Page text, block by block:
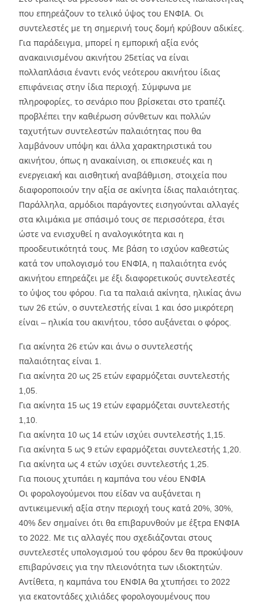
που επηρεάζουν το τελικό ύψος του ΕΝΦΙΑ. Οι
συντελεστές με τη σημερινή τους δομή κρύβουν αδικίες.
Για παράδειγμα, μπορεί η εμπορική αξία ενός
ανακαινισμένου ακινήτου 25ετίας να είναι
πολλαπλάσια έναντι ενός νεότερου ακινήτου ίδιας
επιφάνειας στην ίδια περιοχή. Σύμφωνα με
πληροφορίες, το σενάριο που βρίσκεται στο τραπέζι
προβλέπει την καθιέρωση σύνθετων και πολλών
ταχυτήτων συντελεστών παλαιότητας που θα
λαμβάνουν υπόψη και άλλα χαρακτηριστικά του
ακινήτου, όπως η ανακαίνιση, οι επισκευές και η
ενεργειακή και αισθητική αναβάθμιση, στοιχεία που
διαφοροποιούν την αξία σε ακίνητα ίδιας παλαιότητας.
Παράλληλα, αρμόδιοι παράγοντες εισηγούνται αλλαγές
στα κλιμάκια με σπάσιμό τους σε περισσότερα, έτσι
ώστε να ενισχυθεί η αναλογικότητα και η
προοδευτικότητά τους. Με βάση το ισχύον καθεστώς
κατά τον υπολογισμό του ΕΝΦΙΑ, η παλαιότητα ενός
ακινήτου επηρεάζει με έξι διαφορετικούς συντελεστές
το ύψος του φόρου. Για τα παλαιά ακίνητα, ηλικίας άνω
των 26 ετών, ο συντελεστής είναι 1 και όσο μικρότερη
είναι – ηλικία του ακινήτου, τόσο αυξάνεται ο φόρος.
Για ακίνητα 26 ετών και άνω ο συντελεστής
παλαιότητας είναι 1.
Για ακίνητα 20 ως 25 ετών εφαρμόζεται συντελεστής
1,05.
Για ακίνητα 15 ως 19 ετών εφαρμόζεται συντελεστής
1,10.
Για ακίνητα 10 ως 14 ετών ισχύει συντελεστής 1,15.
Για ακίνητα 5 ως 9 ετών εφαρμόζεται συντελεστής 1,20.
Για ακίνητα ως 4 ετών ισχύει συντελεστής 1,25.
Για ποιους χτυπάει η καμπάνα του νέου ΕΝΦΙΑ
Οι φορολογούμενοι που είδαν να αυξάνεται η
αντικειμενική αξία στην περιοχή τους κατά 20%, 30%,
40% δεν σημαίνει ότι θα επιβαρυνθούν με έξτρα ΕΝΦΙΑ
το 2022. Με τις αλλαγές που σχεδιάζονται στους
συντελεστές υπολογισμού του φόρου δεν θα προκύψουν
επιβαρύνσεις για την πλειονότητα των ιδιοκτητών.
Αντίθετα, η καμπάνα του ΕΝΦΙΑ θα χτυπήσει το 2022
για εκατοντάδες χιλιάδες φορολογουμένους που